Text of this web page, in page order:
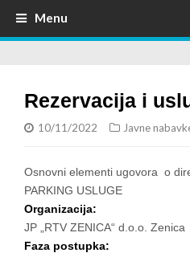
Menu
Rezervacija i
10/11/2022 Javne
Osnovni elementi ugovora o
PARKING USLUGE
Organizacija:
JP „RTV ZENICA“ d.o.o. Zenica
Faza postupka: